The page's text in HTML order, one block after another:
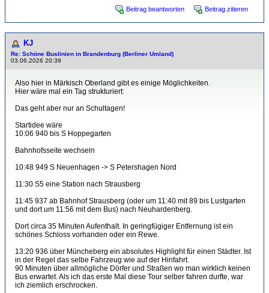
Beitrag beantworten Beitrag zitieren
KJ
Re: Schöne Buslinien in Brandenburg (Berliner Umland)
03.06.2026 20:39
Also hier in Märkisch Oberland gibt es einige Möglichkeiten.
Hier wäre mal ein Tag strukturiert:
Das geht aber nur an Schultagen!
Startidee wäre
10:06 940 bis S Hoppegarten
Bahnhofsseite wechseln
10:48 949 S Neuenhagen -> S Petershagen Nord
11:30 S5 eine Station nach Strausberg
11:45 937 ab Bahnhof Strausberg (oder um 11:40 mit 89 bis Lustgarten
und dort um 11:56 mit dem Bus) nach Neuhardenberg.
Dort circa 35 Minuten Aufenthalt. In geringfügiger Entfernung ist ein
schönes Schloss vorhanden oder ein Rewe.
13:20 936 über Müncheberg ein absolutes Highlight für einen Städter. Ist
in der Regel das selbe Fahrzeug wie auf der Hinfahrt.
90 Minuten über allmögliche Dörfer und Straßen wo man wirklich keinen
Bus erwartet. Als ich das erste Mal diese Tour selber fahren durfte, war
ich ziemlich erschrocken.